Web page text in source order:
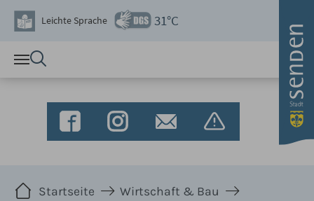
Zum Hauptinhalt springen
Leichte Sprache 31°C
Startseite
Wirtschaft & Bau